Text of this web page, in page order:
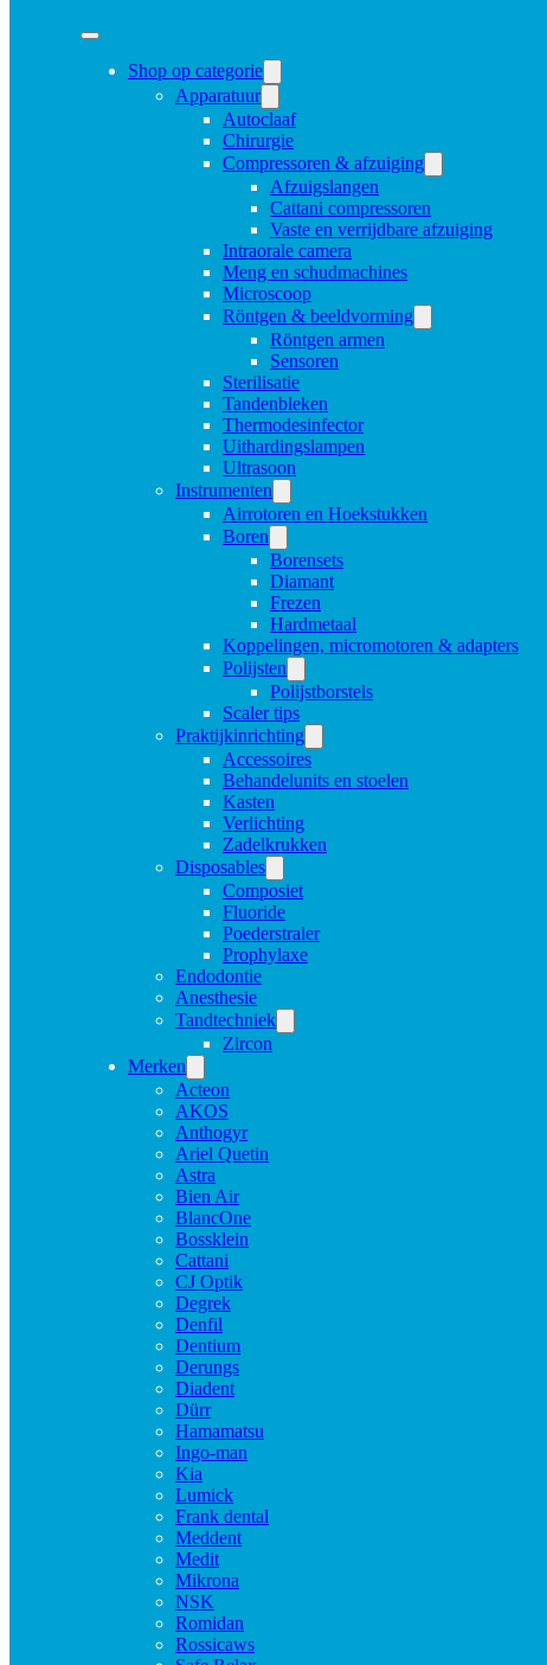
Shop op categorie
Apparatuur
Autoclaaf
Chirurgie
Compressoren & afzuiging
Afzuigslangen
Cattani compressoren
Vaste en verrijdbare afzuiging
Intraorale camera
Meng en schudmachines
Microscoop
Röntgen & beeldvorming
Röntgen armen
Sensoren
Sterilisatie
Tandenbleken
Thermodesinfector
Uithardingslampen
Ultrasoon
Instrumenten
Airrotoren en Hoekstukken
Boren
Borensets
Diamant
Frezen
Hardmetaal
Koppelingen, micromotoren & adapters
Polijsten
Polijstborstels
Scaler tips
Praktijkinrichting
Accessoires
Behandelunits en stoelen
Kasten
Verlichting
Zadelkrukken
Disposables
Composiet
Fluoride
Poederstraler
Prophylaxe
Endodontie
Anesthesie
Tandtechniek
Zircon
Merken
Acteon
AKOS
Anthogyr
Ariel Quetin
Astra
Bien Air
BlancOne
Bossklein
Cattani
CJ Optik
Degrek
Denfil
Dentium
Derungs
Diadent
Dürr
Hamamatsu
Ingo-man
Kia
Lumick
Frank dental
Meddent
Medit
Mikrona
NSK
Romidan
Rossicaws